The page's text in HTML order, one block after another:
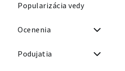
Popularizácia vedy
Ocenenia
Podujatia